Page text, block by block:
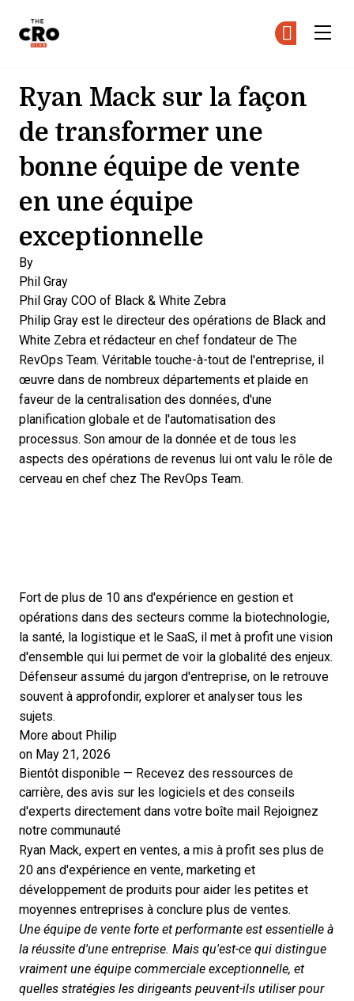
Ryan Mack sur la façon
de transformer une
bonne équipe de vente
en une équipe
exceptionnelle
By
Phil Gray
Phil Gray COO of Black & White Zebra
Philip Gray est le directeur des opérations de Black and
White Zebra et rédacteur en chef fondateur de The
RevOps Team. Véritable touche-à-tout de l'entreprise, il
œuvre dans de nombreux départements et plaide en
faveur de la centralisation des données, d'une
planification globale et de l'automatisation des
processus. Son amour de la donnée et de tous les
aspects des opérations de revenus lui ont valu le rôle de
cerveau en chef chez The RevOps Team.
Fort de plus de 10 ans d'expérience en gestion et
opérations dans des secteurs comme la biotechnologie,
la santé, la logistique et le SaaS, il met à profit une vision
d'ensemble qui lui permet de voir la globalité des enjeux.
Défenseur assumé du jargon d'entreprise, on le retrouve
souvent à approfondir, explorer et analyser tous les
sujets.
More about Philip
on May 21, 2026
Bientôt disponible — Recevez des ressources de
carrière, des avis sur les logiciels et des conseils
d'experts directement dans votre boîte mail
Rejoignez
notre communauté
Ryan Mack, expert en ventes, a mis à profit ses plus de
20 ans d'expérience en vente, marketing et
développement de produits pour aider les petites et
moyennes entreprises à conclure plus de ventes.
Une équipe de vente forte et performante est essentielle à
la réussite d'une entreprise. Mais qu'est-ce qui distingue
vraiment une équipe commerciale exceptionnelle, et
quelles stratégies les dirigeants peuvent-ils utiliser pour